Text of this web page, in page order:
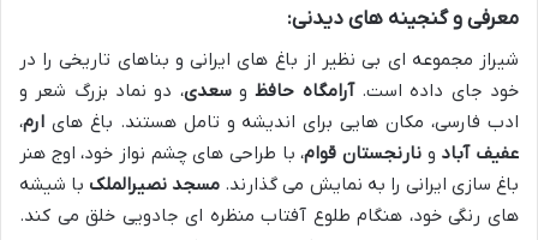
معرفی و گنجینه های دیدنی:
شیراز مجموعه ای بی نظیر از باغ های ایرانی و بناهای تاریخی را در
خود جای داده است.آرامگاه حافظوسعدی، دو نماد بزرگ شعر و
ادب فارسی، مکان هایی برای اندیشه و تامل هستند. باغ های ارم،
عفیف آباد و نارنجستان قوام، با طراحی های چشم نواز خود، اوج هنر
باغ سازی ایرانی را به نمایش می گذارند. مسجد نصیرالملک با شیشه
های رنگی خود، هنگام طلوع آفتاب منظره ای جادویی خلق می کند.